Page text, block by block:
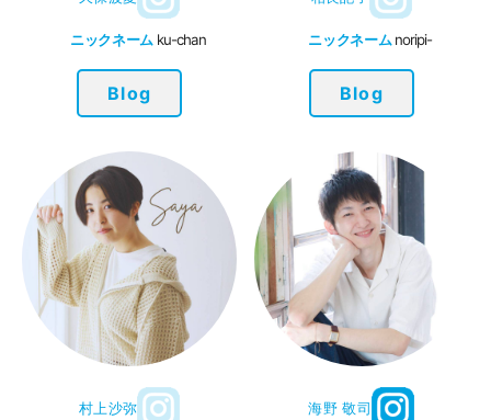
ニックネーム ku-chan
Blog
ニックネーム noripi-
Blog
村上沙弥 海野 敬司